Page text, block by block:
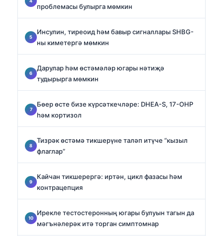
проблемасы булырга мөмкин
Инсулин, тиреоид һәм бавыр сигналлары SHBG-
ны киметергә мөмкин
Дарулар һәм өстәмәләр югары нәтиҗә
тудырырга мөмкин
Бөер өсте бизе күрсәткечләре: DHEA-S, 17-OHP
һәм кортизол
Тизрәк өстәмә тикшерүне таләп итүче “кызыл
флаглар”
Кайчан тикшерергә: иртән, цикл фазасы һәм
контрацепция
Ирекле тестостеронның югары булуын тагын да
мәгънәлерәк итә торган симптомнар